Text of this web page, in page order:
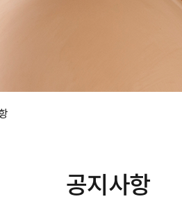
공지사항